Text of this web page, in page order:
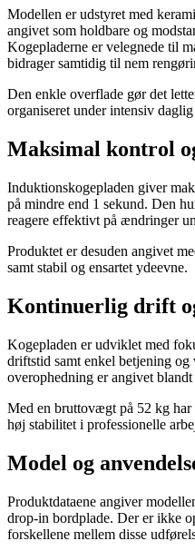
Modellen er udstyret med
angivet som holdbare og
Kogepladerne er velegnede til
bidrager samtidig til nem
Den enkle overflade gør det
organiseret under intensiv
Maksimal kontrol
Induktionskogepladen giver
på mindre end 1 sekund. Den
reagere effektivt på ændringer
Produktet er desuden angivet
samt stabil og ensartet ydeevne.
Kontinuerlig drift
Kogepladen er udviklet med
driftstid samt enkel betjening
overophedning er angivet
Med en bruttovægt på 52 kg
høj stabilitet i professionelle
Model og
Produktdataene angiver
drop-in bordplade. Der er ikke
forskellene mellem disse